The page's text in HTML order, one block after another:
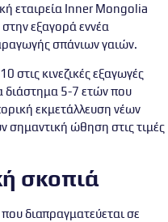
εταιρεία Inner Mongolia
εξαγορά εννέα
σπάνιων γαιών.
κινεζικές εξαγωγές
διάστημα 5-7 ετών που
εκμετάλλευση νέων
σημαντική ώθηση στις τιμές
σκοπιά
διαπραγματεύεται σε